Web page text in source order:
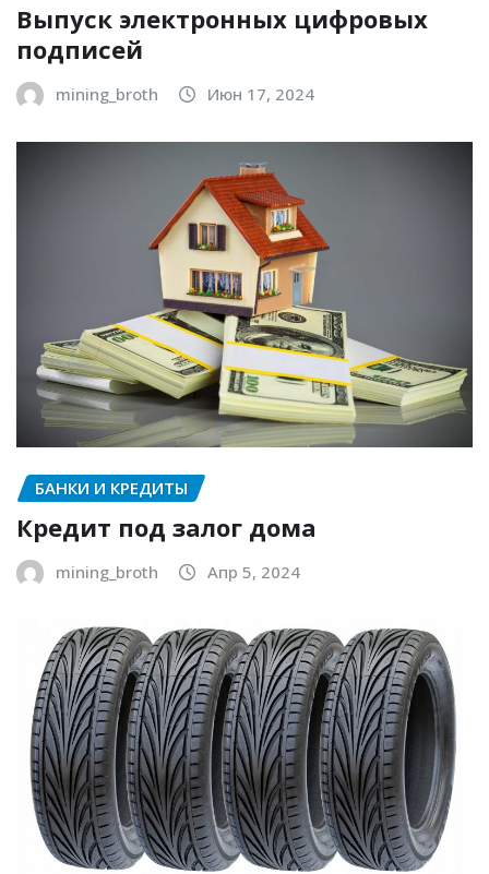
Выпуск электронных цифровых
подписей
mining_broth Июн 17, 2024
БАНКИ И КРЕДИТЫ
Кредит под залог дома
mining_broth Апр 5, 2024